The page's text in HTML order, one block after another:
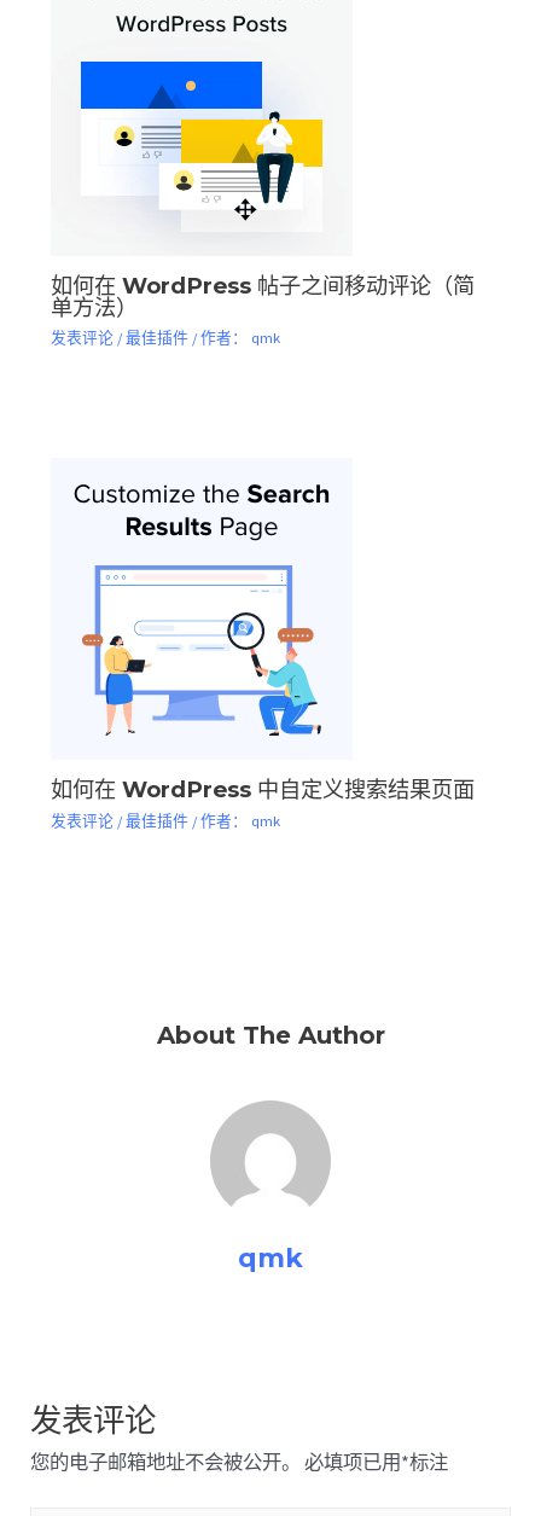
如何在 WordPress 帖子之间移动评论（简
单方法）
发表评论 /最佳插件/ 作者： qmk
如何在 WordPress 中自定义搜索结果页面
发表评论 /最佳插件/ 作者： qmk
About The Author
qmk
发表评论
您的电子邮箱地址不会被公开。 必填项已用*标注